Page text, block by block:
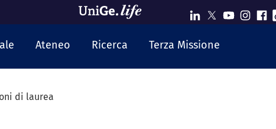
Ateneo Ricerca Terza Missione
di laurea